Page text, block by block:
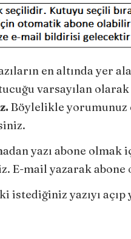
en altında yer
varsayılan
Böylelikle yorumunuz
yazı abone olmak
E-mail yazarak
istediğiniz yazıyı